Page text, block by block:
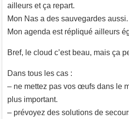
ailleurs et ça repart.
Mon Nas a des sauvegardes aussi.
Mon agenda est répliqué ailleurs
Bref, le cloud c’est beau, mais ça
Dans tous les cas :
– ne mettez pas vos œufs dans le
plus important.
– prévoyez des solutions de